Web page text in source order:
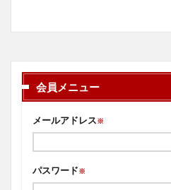
会員メニュー
メールアドレス※
パスワード※